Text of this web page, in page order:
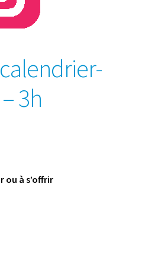
3h
ou à s’offrir